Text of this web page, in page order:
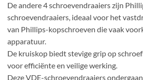
De andere 4 schroevendraaiers zijn
schroevendraaiers, ideaal voor het
van Phillips-kopschroeven die vaak
apparatuur.
De kruiskop biedt stevige grip op
voor efficiënte en veilige werking.
Deze VDE-schroevendraaiers